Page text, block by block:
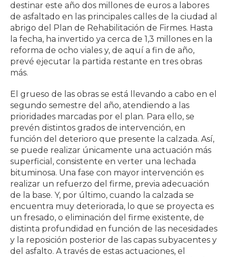
destinar este año dos millones de euros a labores
de asfaltado en las principales calles de la ciudad al
abrigo del Plan de Rehabilitación de Firmes. Hasta
la fecha, ha invertido ya cerca de 1,3 millones en la
reforma de ocho viales y, de aquí a fin de año,
prevé ejecutar la partida restante en tres obras
más.
El grueso de las obras se está llevando a cabo en el
segundo semestre del año, atendiendo a las
prioridades marcadas por el plan. Para ello, se
prevén distintos grados de intervención, en
función del deterioro que presente la calzada. Así,
se puede realizar únicamente una actuación más
superficial, consistente en verter una lechada
bituminosa. Una fase con mayor intervención es
realizar un refuerzo del firme, previa adecuación
de la base. Y, por último, cuando la calzada se
encuentra muy deteriorada, lo que se proyecta es
un fresado, o eliminación del firme existente, de
distinta profundidad en función de las necesidades
y la reposición posterior de las capas subyacentes y
del asfalto. A través de estas actuaciones, el